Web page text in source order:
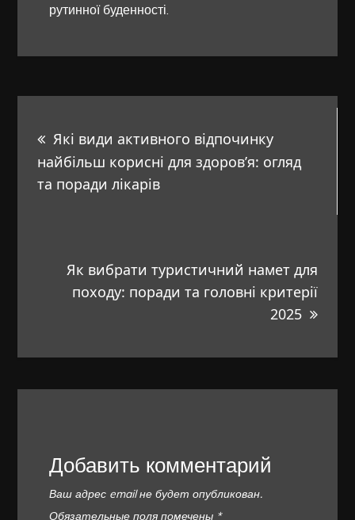
рутинної буденності.
по
записям
Які види активного відпочинку
найбільш корисні для здоров’я: огляд
та поради лікарів
Як вибрати туристичний намет для
походу: поради та головні критерії
2025
Добавить комментарий
Ваш адрес email не будет опубликован.
Обязательные поля помечены *